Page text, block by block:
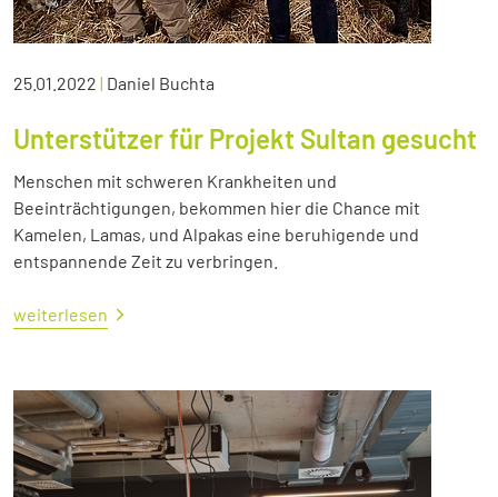
25.01.2022 | Daniel Buchta
Unterstützer für Projekt Sultan gesucht
Menschen mit schweren Krankheiten und
Beeinträchtigungen, bekommen hier die Chance mit
Kamelen, Lamas, und Alpakas eine beruhigende und
entspannende Zeit zu verbringen.
weiterlesen